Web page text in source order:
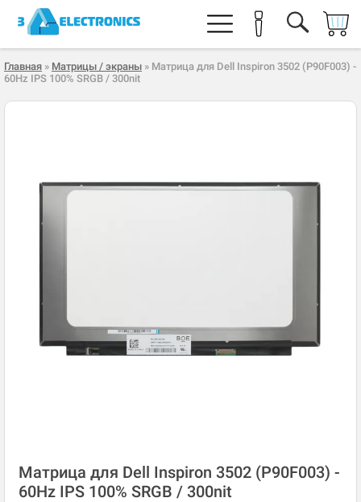
Главная » Матрицы / экраны » Матрица для Dell Inspiron 3502 (P90F003) -
60Hz IPS 100% SRGB / 300nit
Матрица для Dell Inspiron 3502 (P90F003) -
60Hz IPS 100% SRGB / 300nit